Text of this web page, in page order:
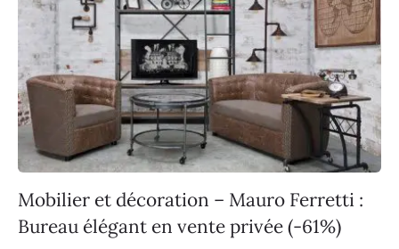
Mobilier et décoration – Mauro Ferretti :
Bureau élégant en vente privée (-61%)